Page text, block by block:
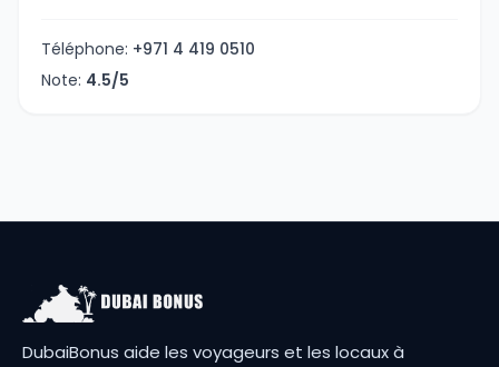
Téléphone: +971 4 419 0510
Note: 4.5/5
DubaiBonus aide les voyageurs et les locaux à